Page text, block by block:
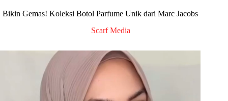
Bikin Gemas! Koleksi Botol Parfume Unik dari Marc Jacobs
Scarf Media